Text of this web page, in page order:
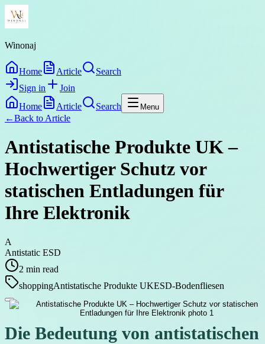
Winonaj
Home Article
Search
Sign in
Join
Home
Article Search Menu
←Back to Article
Antistatische Produkte UK –
Hochwertiger Schutz vor
statischen Entladungen für
Ihre Elektronik
A
Antistatic ESD
2 min read
shoppingAntistatische Produkte UKESD-Bodenfliesen
Die Bedeutung von antistatischen